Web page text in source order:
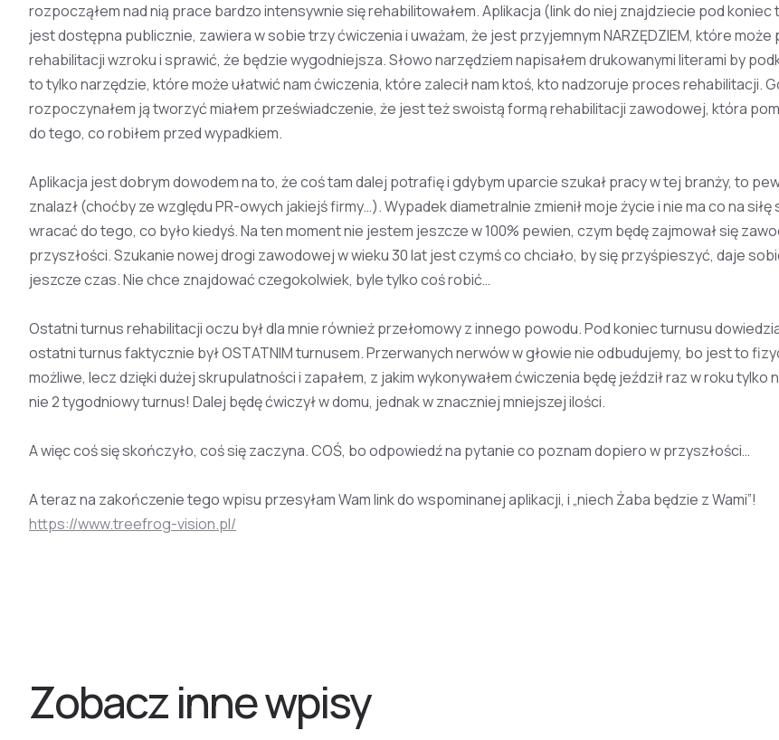
rozpocząłem nad nią prace bardzo intensywnie się rehabilitowałem. Aplikacja (link do niej znajdziecie pod
jest dostępna publicznie, zawiera w sobie trzy ćwiczenia i uważam, że jest przyjemnym NARZĘDZIEM, które może
rehabilitacji wzroku i sprawić, że będzie wygodniejsza. Słowo narzędziem napisałem drukowanymi literami by
to tylko narzędzie, które może ułatwić nam ćwiczenia, które zalecił nam ktoś, kto nadzoruje proces rehabilitacji.
rozpoczynałem ją tworzyć miałem przeświadczenie, że jest też swoistą formą rehabilitacji zawodowej, która
do tego, co robiłem przed wypadkiem.
Aplikacja jest dobrym dowodem na to, że coś tam dalej potrafię i gdybym uparcie szukał pracy w tej branży, to
znalazł (choćby ze względu PR-owych jakiejś firmy…). Wypadek diametralnie zmienił moje życie i nie ma co na siłę
wracać do tego, co było kiedyś. Na ten moment nie jestem jeszcze w 100% pewien, czym będę zajmował się
przyszłości. Szukanie nowej drogi zawodowej w wieku 30 lat jest czymś co chciało, by się przyśpieszyć, daje
jeszcze czas. Nie chce znajdować czegokolwiek, byle tylko coś robić…
Ostatni turnus rehabilitacji oczu był dla mnie również przełomowy z innego powodu. Pod koniec turnusu
ostatni turnus faktycznie był OSTATNIM turnusem. Przerwanych nerwów w głowie nie odbudujemy, bo jest to
możliwe, lecz dzięki dużej skrupulatności i zapałem, z jakim wykonywałem ćwiczenia będę jeździł raz w roku tylko
nie 2 tygodniowy turnus! Dalej będę ćwiczył w domu, jednak w znaczniej mniejszej ilości.
A więc coś się skończyło, coś się zaczyna. COŚ, bo odpowiedź na pytanie co poznam dopiero w przyszłości…
A teraz na zakończenie tego wpisu przesyłam Wam link do wspominanej aplikacji, i „niech Żaba będzie z Wami”!
https://www.treefrog-vision.pl/
Zobacz inne wpisy